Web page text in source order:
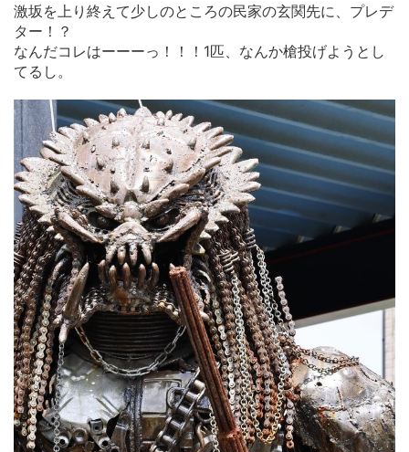
激坂を上り終えて少しのところの民家の玄関先に、プレデ
ター！？
なんだコレはーーーっ！！！1匹、なんか槍投げようとし
てるし。